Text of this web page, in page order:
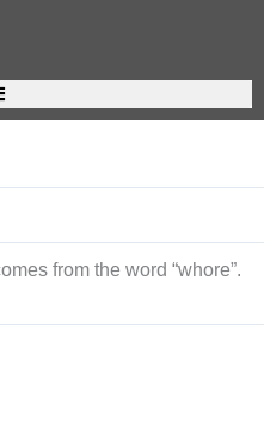
from the word “whore”.